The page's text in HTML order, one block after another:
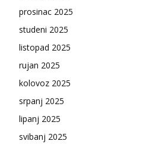
prosinac 2025
studeni 2025
listopad 2025
rujan 2025
kolovoz 2025
srpanj 2025
lipanj 2025
svibanj 2025